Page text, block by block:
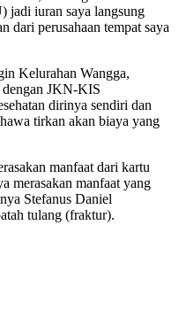
jadi iuran saya langsung
dari perusahaan tempat saya
Kelurahan Wangga,
dengan JKN-KIS
dirinya sendiri dan
tirkan akan biaya yang
manfaat dari kartu
merasakan manfaat yang
Stefanus Daniel
tulang (fraktur).